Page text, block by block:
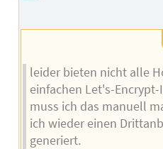
leider bieten nicht alle
einfachen Let's-
muss ich das manuell
ich wieder einen
generiert.